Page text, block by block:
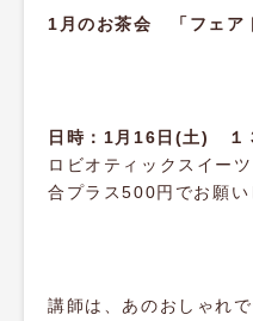
1月のお茶会 「フェア
日時：1月16日(土)
ロビオティックスイー
合プラス500円でお願
講師は、あのおしゃれ